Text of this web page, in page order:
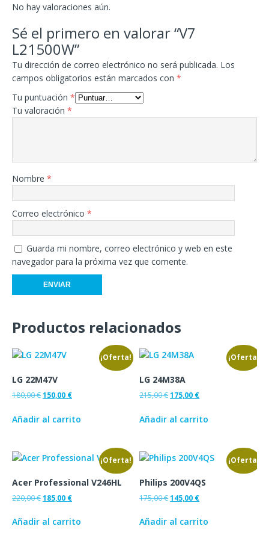
No hay valoraciones aún.
Sé el primero en valorar “V7
L21500W”
Tu dirección de correo electrónico no será publicada. Los
campos obligatorios están marcados con *
Tu puntuación *
Tu valoración *
Nombre *
Correo electrónico *
Guarda mi nombre, correo electrónico y web en este
navegador para la próxima vez que comente.
Productos relacionados
¡Oferta!
LG 22M47V
180,00€150,00 €
Añadir al carrito
¡Oferta!
LG 24M38A
215,00€175,00 €
Añadir al carrito
¡Oferta!
Acer Professional V246HL
220,00€185,00 €
Añadir al carrito
¡Oferta!
Philips 200V4QS
175,00€145,00 €
Añadir al carrito